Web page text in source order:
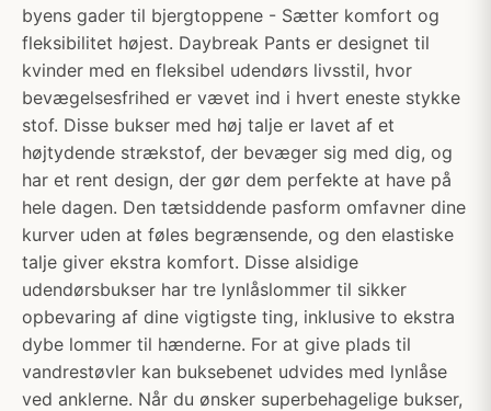
byens gader til bjergtoppene - Sætter komfort og
fleksibilitet højest. Daybreak Pants er designet til
kvinder med en fleksibel udendørs livsstil, hvor
bevægelsesfrihed er vævet ind i hvert eneste stykke
stof. Disse bukser med høj talje er lavet af et
højtydende strækstof, der bevæger sig med dig, og
har et rent design, der gør dem perfekte at have på
hele dagen. Den tætsiddende pasform omfavner dine
kurver uden at føles begrænsende, og den elastiske
talje giver ekstra komfort. Disse alsidige
udendørsbukser har tre lynlåslommer til sikker
opbevaring af dine vigtigste ting, inklusive to ekstra
dybe lommer til hænderne. For at give plads til
vandrestøvler kan buksebenet udvides med lynlåse
ved anklerne. Når du ønsker superbehagelige bukser,